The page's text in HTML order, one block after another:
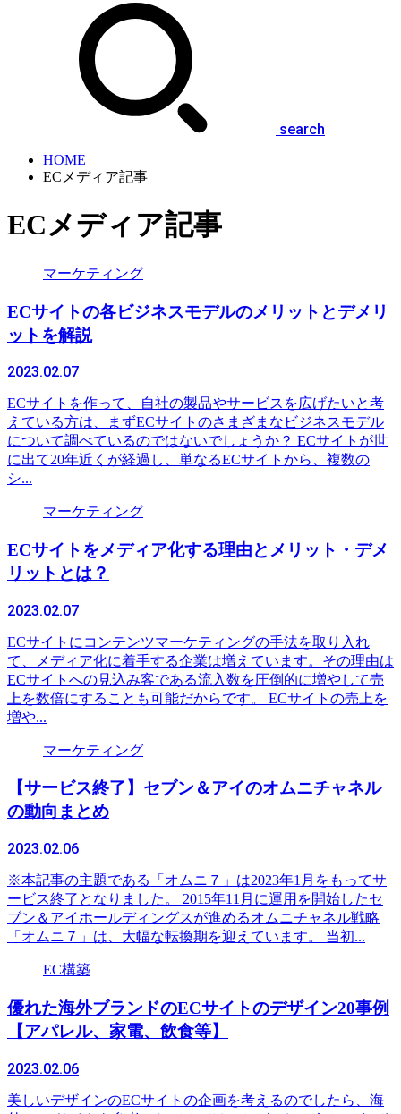
search
HOME
ECメディア記事
ECメディア記事
マーケティング
ECサイトの各ビジネスモデルのメリットとデメリ
ットを解説
2023.02.07
ECサイトを作って、自社の製品やサービスを広げたいと考
えている方は、まずECサイトのさまざまなビジネスモデル
について調べているのではないでしょうか？ ECサイトが世
に出て20年近くが経過し、単なるECサイトから、複数の
シ...
マーケティング
ECサイトをメディア化する理由とメリット・デメ
リットとは？
2023.02.07
ECサイトにコンテンツマーケティングの手法を取り入れ
て、メディア化に着手する企業は増えています。その理由は
ECサイトへの見込み客である流入数を圧倒的に増やして売
上を数倍にすることも可能だからです。 ECサイトの売上を
増や...
マーケティング
【サービス終了】セブン＆アイのオムニチャネル
の動向まとめ
2023.02.06
※本記事の主題である「オムニ７」は2023年1月をもってサ
ービス終了となりました。 2015年11月に運用を開始したセ
ブン＆アイホールディングスが進めるオムニチャネル戦略
「オムニ７」は、大幅な転換期を迎えています。 当初...
EC構築
優れた海外ブランドのECサイトのデザイン20事例
【アパレル、家電、飲食等】
2023.02.06
美しいデザインのECサイトの企画を考えるのでしたら、海